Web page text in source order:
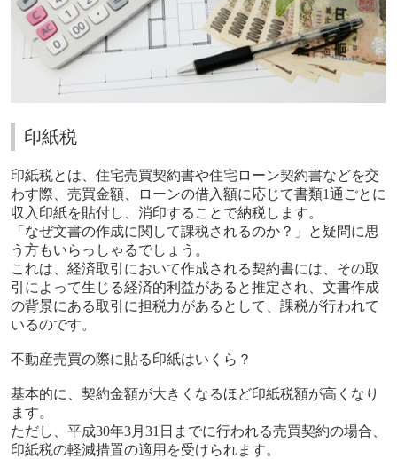
印紙税
印紙税とは、住宅売買契約書や住宅ローン契約書などを交
わす際、売買金額、ローンの借入額に応じて書類1通ごとに
収入印紙を貼付し、消印することで納税します。
「なぜ文書の作成に関して課税されるのか？」と疑問に思
う方もいらっしゃるでしょう。
これは、経済取引において作成される契約書には、その取
引によって生じる経済的利益があると推定され、文書作成
の背景にある取引に担税力があるとして、課税が行われて
いるのです。
不動産売買の際に貼る印紙はいくら？
基本的に、契約金額が大きくなるほど印紙税額が高くなり
ます。
ただし、平成30年3月 31 日までに行われる売買契約の場合、
印紙税の軽減措置の適用を受けられます。